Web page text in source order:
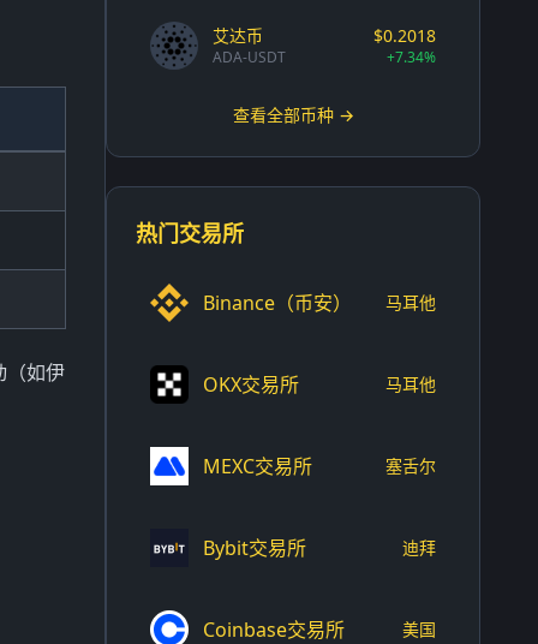
（如伊
艾达币
ADA-USDT
$0.2018
+7.34%
查看全部币种 →
热门交易所
Binance（币安） 马耳他
OKX交易所 马耳他
MEXC交易所 塞舌尔
Bybit交易所 迪拜
Coinbase交易所 美国